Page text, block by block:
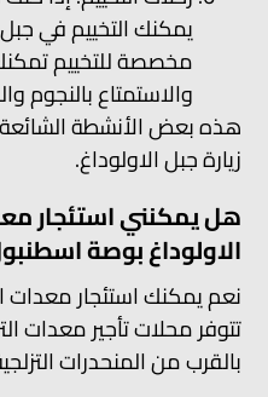
يمكنك التخييم في
مخصصة للتخييم
والاستمتاع بالنجوم
هذه بعض الأنشطة
زيارة جبل الاولوداغ.
هل يمكنني استئجار
الاولوداغ بوصة
نعم يمكنك استئجار معدات
تتوفر محلات تأجير معدات
بالقرب من المنحدرات